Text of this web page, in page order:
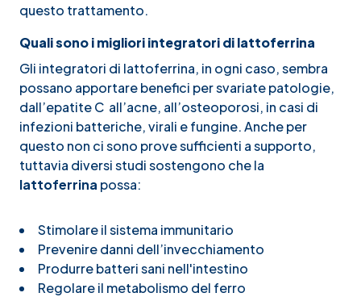
questo trattamento.
Quali sono i migliori integratori di lattoferrina
Gli integratori di lattoferrina, in ogni caso, sembra
possano apportare benefici per svariate patologie,
dall’epatite C all’acne, all’osteoporosi, in casi di
infezioni batteriche, virali e fungine. Anche per
questo non ci sono prove sufficienti a supporto,
tuttavia diversistudisostengono che la
lattoferrina possa:
Stimolare il sistema immunitario
Prevenire danni dell’invecchiamento
Produrre batteri sani nell'intestino
Regolare il metabolismo del ferro